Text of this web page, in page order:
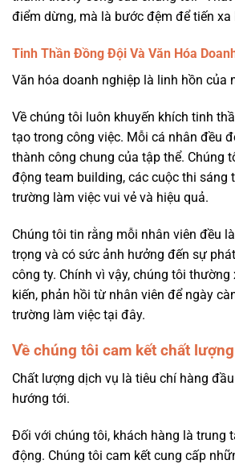
điểm dừng, mà là bước đệm để tiến xa
Tinh Thần Đồng Đội Và Văn Hóa
Văn hóa doanh nghiệp là linh hồn của
Về chúng tôi luôn khuyến khích tinh
tạo trong công việc. Mỗi cá nhân đều
thành công chung của tập thể. Chúng
động team building, các cuộc thi sáng
trường làm việc vui vẻ và hiệu quả.
Chúng tôi tin rằng mỗi nhân viên đều
trọng và có sức ảnh hưởng đến sự
công ty. Chính vì vậy, chúng tôi thường
kiến, phản hồi từ nhân viên để ngày
trường làm việc tại đây.
Về chúng tôi cam kết chất
Chất lượng dịch vụ là tiêu chí hàng
hướng tới.
Đối với chúng tôi, khách hàng là trung
động. Chúng tôi cam kết cung cấp